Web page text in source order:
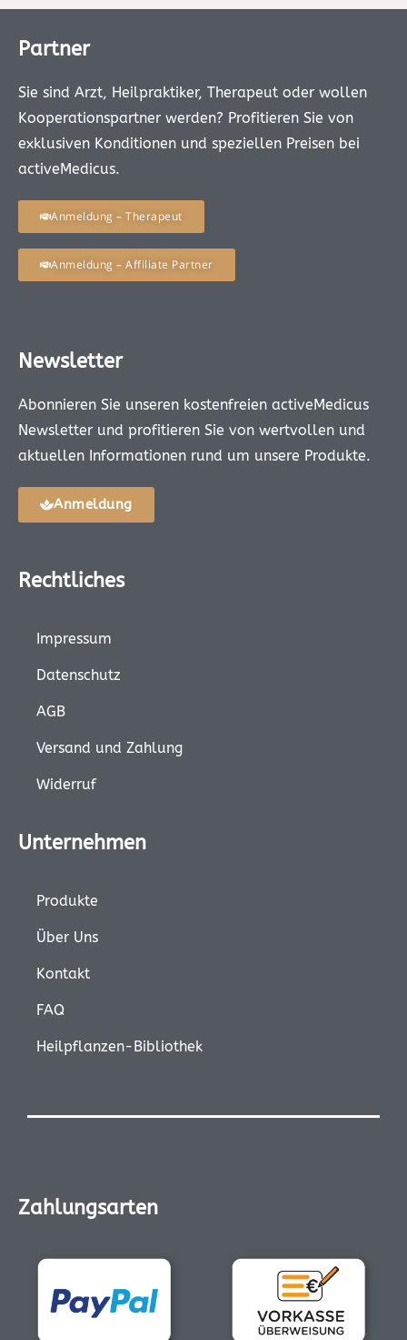
Partner
Sie sind Arzt, Heilpraktiker, Therapeut oder wollen
Kooperationspartner werden? Profitieren Sie von
exklusiven Konditionen und speziellen Preisen bei
activeMedicus.
Anmeldung – Therapeut
Anmeldung – Affiliate Partner
Newsletter
Abonnieren Sie unseren kostenfreien activeMedicus
Newsletter und profitieren Sie von wertvollen und
aktuellen Informationen rund um unsere Produkte.
Anmeldung
Rechtliches
Impressum
Datenschutz
AGB
Versand und Zahlung
Widerruf
Unternehmen
Produkte
Über Uns
Kontakt
FAQ
Heilpflanzen-Bibliothek
Zahlungsarten